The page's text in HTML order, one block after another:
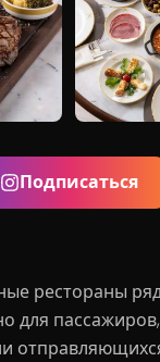
Подписаться
рестораны
для пассажиров,